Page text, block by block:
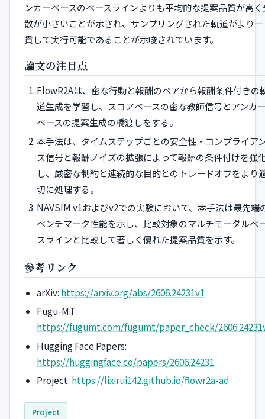
ンカーベースのベースラインよりも平均的な提案品質が高く
散が小さいことが示され、サンプリングされた軌道がより一
貫して実行可能であることが示唆されています。
論文の注目点
FlowR2Aは、密な行動と報酬のペアから報酬条件付きの
道生成を学習し、スコアベースの密な教師信号とアンカ
ベースの提案生成の橋渡しをする。
本手法は、タイムステップごとの安全性・コンプライア
ス信号と報酬ノイズの拡張によって報酬の条件付けを強
し、厳密な制約と連続的な目的とのトレードオフをより
切に処理する。
NAVSIM v1およびv2での実験において、本手法は最先端
ベンチマーク性能を示し、比較対象のマルチモーダルベ
スラインと比較して著しく優れた提案品質を示す。
参考リンク
arXiv: https://arxiv.org/abs/2606.24231v1
Fugu-MT:
https://fugumt.com/fugumt/paper_check/
Hugging Face Papers:
https://huggingface.co/papers/2606.24231
Project: https://lixirui142.github.io/flowr2a-ad
Project